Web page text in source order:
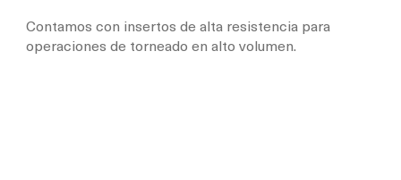
Contamos con insertos de alta resistencia para
operaciones de torneado en alto volumen.